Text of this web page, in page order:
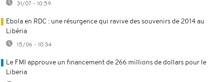
31/07 - 10:59
Ebola en RDC : une résurgence qui ravive des souvenirs de 2014 au
Libéria
15/06 - 10:34
Le FMI approuve un financement de 266 millions de dollars pour le
Liberia